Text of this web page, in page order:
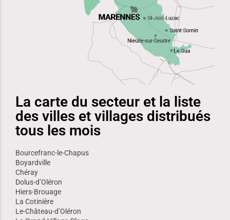
La carte du secteur et la liste
des villes et villages distribués
tous les mois
Bourcefranc-le-Chapus
Boyardville
Chéray
Dolus-d’Oléron
Hiers-Brouage
La Cotinière
Le-Château-d’Oléron